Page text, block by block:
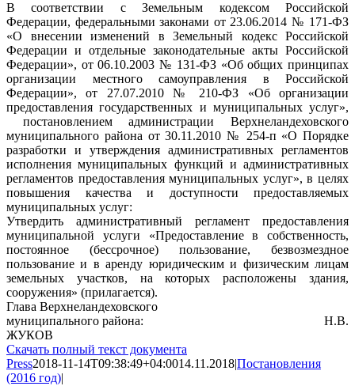
В соответствии с Земельным кодексом Российской
Федерации, федеральными законами от 23.06.2014 № 171-ФЗ
«О внесении изменений в Земельный кодекс Российской
Федерации и отдельные законодательные акты Российской
Федерации», от 06.10.2003 № 131-ФЗ «Об общих принципах
организации местного самоуправления в Российской
Федерации», от 27.07.2010 № 210-ФЗ «Об организации
предоставления государственных и муниципальных услуг»,
постановлением администрации Верхнеландеховского
муниципального района от 30.11.2010 № 254-п «О Порядке
разработки и утверждения административных регламентов
исполнения муниципальных функций и административных
регламентов предоставления муниципальных услуг», в целях
повышения качества и доступности предоставляемых
муниципальных услуг:
Утвердить административный регламент предоставления
муниципальной услуги «Предоставление в собственность,
постоянное (бессрочное) пользование, безвозмездное
пользование и в аренду юридическим и физическим лицам
земельных участков, на которых расположены здания,
сооружения» (прилагается).
Глава Верхнеландеховского
муниципального района: Н.В.
ЖУКОВ
Скачать полный текст документа
Press2018-11-14T09:38:49+04:0014.11.2018|Постановления
(2016 год)|